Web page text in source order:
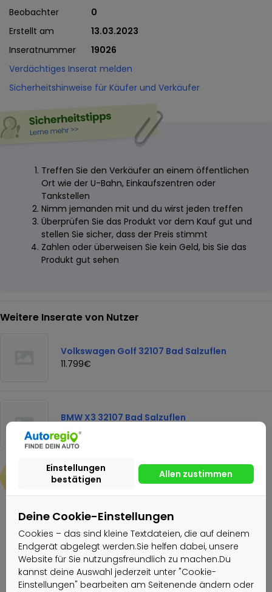
Deine Cookie-Einstellungen
Cookies – das sind kleine Textdateien, die auf deinem
Endgerät abgelegt werden.Sie helfen dabei, unsere
Website für Sie nutzungsfreundlich zu machen.Du
kannst deine Auswahl jederzeit unter "Cookie-
Einstellungen" bearbeiten am Seitenende ändern oder
Beobachter
0
Erstellt am
13.03.2023
Inseratnummer
19026
Verdächtiges Inserat melden
Sicherheitshinweise für Käufer und Verkäufer
Treffen Sie den Verkäufer an einem öffentlichen
Ort wie der U-Bahn, Einkaufszentren oder
Tankstellen
Nimm jemanden mit und du wirst jeden treffen
Überprüfen Sie das Produkt vor dem Kauf gut und
stellen Sie sicher, dass der Preis stimmt
Zahlen oder überweisen Sie kein Geld, bis Sie das
Produkt gut sehen
Weitere Inserate von Nutzer
Volkswagen Golf 32107 Bad Salzuflen
11.799€
BMW X3 32107 Bad Salzuflen
5.999€
23.700€
Autohaus Angora
Gewerblicher Nutzer